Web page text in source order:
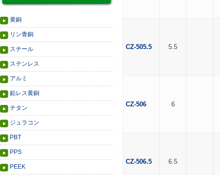
黄銅
リン青銅
スチール
ステンレス
アルミ
鉛レス黄銅
チタン
ジュラコン
PBT
PPS
PEEK
CZ-505.5 5.5
CZ-506 6
CZ-506.5 6.5